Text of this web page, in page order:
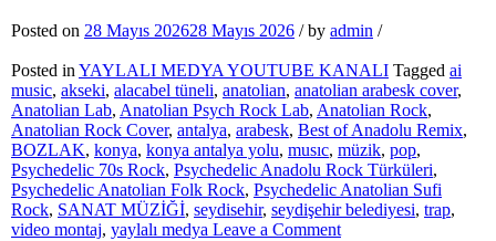
#popmusic
#trending
Posted on 28 Mayıs 202628 Mayıs 2026 /by admin /
Posted in YAYLALI MEDYA YOUTUBE KANALI Tagged ai
music, akseki, alacabel tüneli, anatolian, anatolian arabesk cover,
Anatolian Lab, Anatolian Psych Rock Lab, Anatolian Rock,
Anatolian Rock Cover, antalya, arabesk, Best of Anadolu Remix,
BOZLAK, konya, konya antalya yolu, musıc, müzik, pop,
Psychedelic 70s Rock, Psychedelic Anadolu Rock Türküleri,
Psychedelic Anatolian Folk Rock, Psychedelic Anatolian Sufi
Rock, SANAT MÜZİĞİ, seydisehir, seydişehir belediyesi, trap,
video montaj, yaylalı medya Leave a Commenton